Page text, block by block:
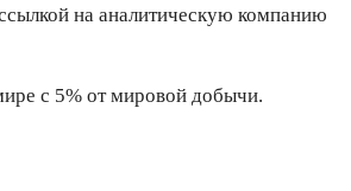
на аналитическую компанию
с 5% от мировой добычи.